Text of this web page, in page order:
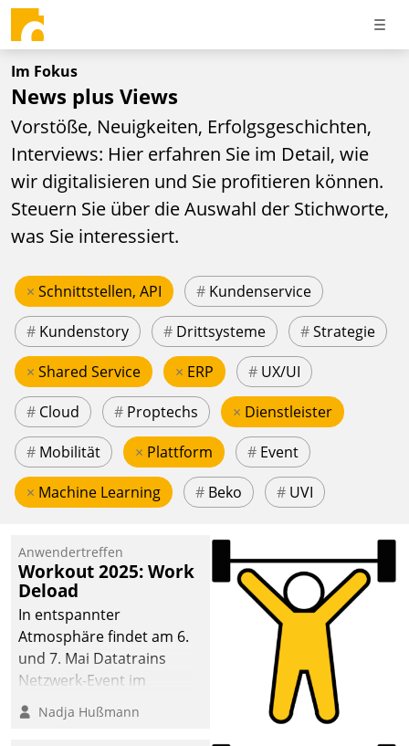
Im Fokus
News plus Views
Vorstöße, Neuigkeiten, Erfolgsgeschichten,
Interviews: Hier erfahren Sie im Detail, wie
wir digitalisieren und Sie profitieren können.
Steuern Sie über die Auswahl der Stichworte,
was Sie interessiert.
× Schnittstellen, API # Kundenservice
# Kundenstory # Drittsysteme #Strategie
× Shared Service × ERP # UX/UI
# Cloud # Proptechs × Dienstleister
# Mobilität × Plattform # Event
× Machine Learning # Beko # UVI
Anwendertreffen
Workout 2025: Work
Deload
In entspannter
Atmosphäre findet am 6.
und 7. Mai Datatrains
Netzwerk-Event im
Kunden- und Partnerkreis
statt. Zentrale Frage: Wie
Nadja Hußmann